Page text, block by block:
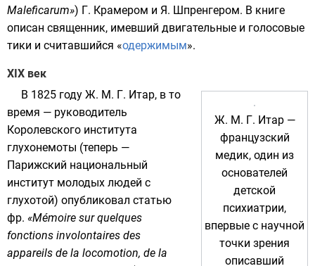
Maleficarum») Г. Крамером и Я. Шпренгером. В книге
описан священник, имевший двигательные и голосовые
тики и считавшийся «одержимым».
XIX век
Ж. М. Г. Итар—
французский
медик, один из
основателей
детской
психиатрии,
впервые с научной
точки зрения
описавший
В 1825 году Ж. М. Г. Итар, в то
время — руководитель
Королевского института
глухонемоты (теперь —
Парижский национальный
институт молодых людей с
глухотой) опубликовал статью
фр. «Mémoire sur quelques
fonctions involontaires des
appareils de la locomotion, de la